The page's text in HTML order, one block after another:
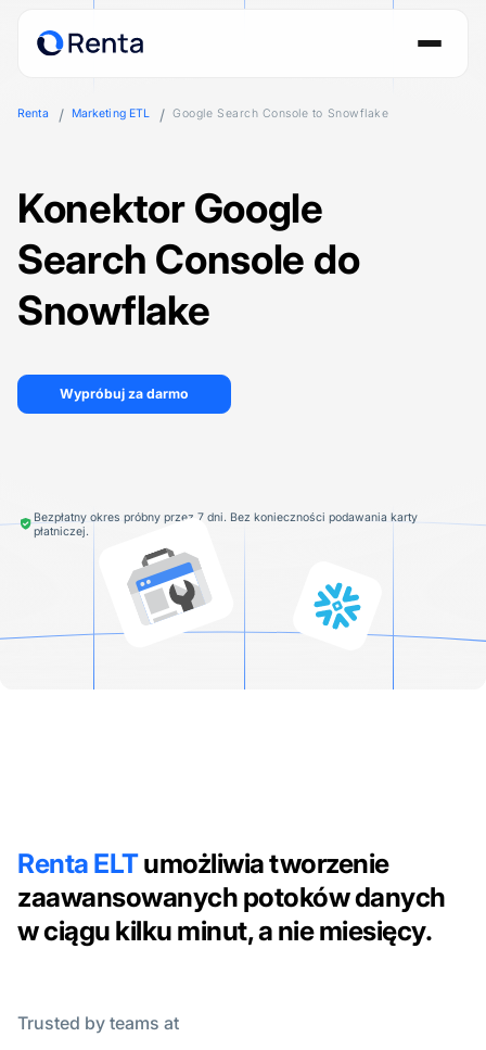
Renta Marketing ETL Google Search Console to Snowflake
Konektor Google
Search Console do
Snowflake
Wypróbuj za darmo
Bezpłatny okres próbny przez 7 dni. Bez konieczności podawania karty
płatniczej.
Renta ELTumożliwia tworzenie
zaawansowanych potoków danych
w ciągu kilku minut, a nie miesięcy.
Trusted by teams at